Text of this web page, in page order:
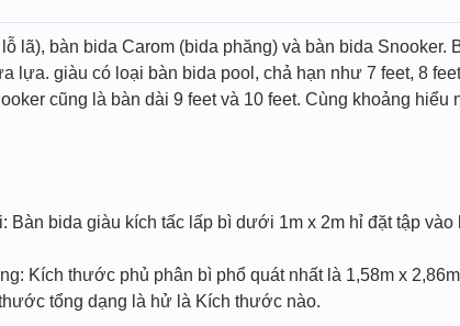
lã), bàn bida Carom (bida phăng) và bàn bida
lựa. giàu có loại bàn bida pool, chả hạn như 7 feet, 8
cũng là bàn dài 9 feet và 10 feet. Cùng khoảng
Bàn bida giàu kích tấc lấp bì dưới 1m x 2m hỉ đặt tập vào
Kích thước phủ phân bì phổ quát nhất là 1,58m x
tổng dạng là hử là Kích thước nào.